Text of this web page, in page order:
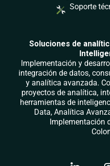
Soporte
Soluciones de
Implementación y
integración de datos,
y analítica avanzada.
proyectos de analítica,
herramientas de
Data, Analítica
Implementación